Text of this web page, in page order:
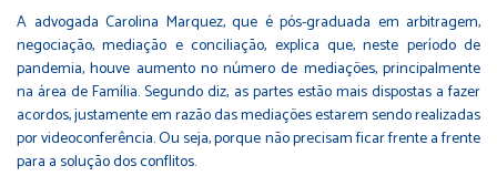
A advogada Carolina Marquez, que é pós-graduada em arbitragem,
negociação, mediação e conciliação, explica que, neste período de
pandemia, houve aumento no número de mediações, principalmente
na área de Família. Segundo diz, as partes estão mais dispostas a fazer
acordos, justamente em razão das mediações estarem sendo realizadas
por videoconferência. Ou seja, porque não precisam ficar frente a frente
para a solução dos conflitos.